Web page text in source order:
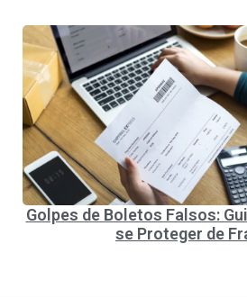
Golpes de Boletos Falsos:
se Proteger de